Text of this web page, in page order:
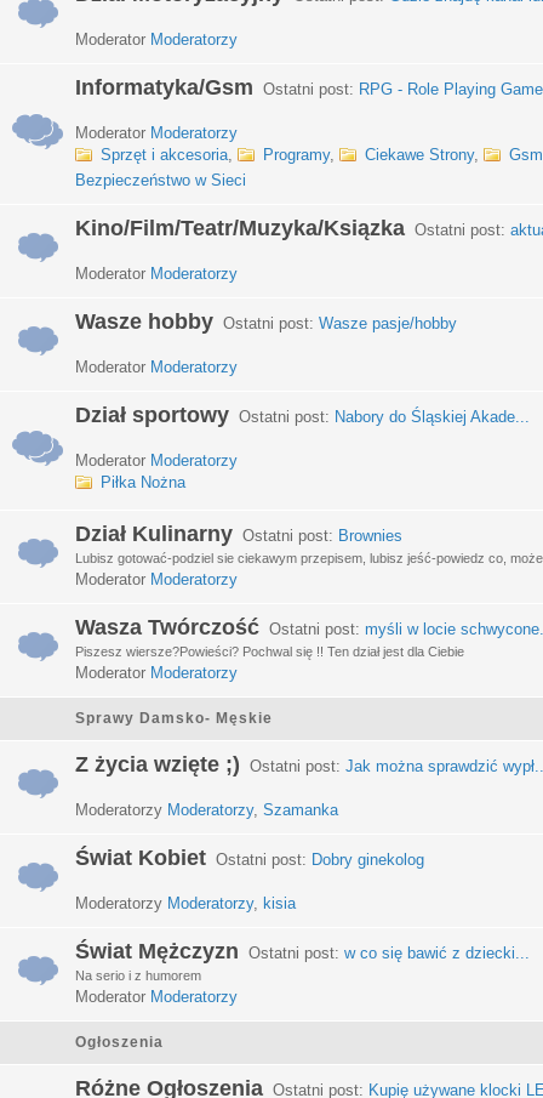
Moderator Moderatorzy
Informatyka/Gsm Ostatni post: RPG - Role Playing
Moderator Moderatorzy
Sprzęt i akcesoria, Programy, Ciekawe Strony,
Gsm
Bezpieczeństwo w Sieci
Kino/Film/Teatr/Muzyka/Ksiązka Ostatni post:
Moderator Moderatorzy
Wasze hobby Ostatni post: Wasze pasje/hobby
Moderator Moderatorzy
Dział sportowy Ostatni post: Nabory do Śląskiej Akade...
Moderator Moderatorzy
Piłka Nożna
Dział Kulinarny Ostatni post: Brownies
Lubisz gotować-podziel sie ciekawym przepisem, lubisz jeść-powiedz co,
Moderator Moderatorzy
Wasza Twórczość Ostatni post: myśli w locie
Piszesz wiersze?Powieści? Pochwal się !! Ten dział jest dla Ciebie
Moderator Moderatorzy
Sprawy Damsko- Męskie
Z życia wzięte ;) Ostatni post: Jak można sprawdzić
Moderatorzy Moderatorzy, Szamanka
Świat Kobiet Ostatni post: Dobry ginekolog
Moderatorzy Moderatorzy, kisia
Świat Mężczyzn Ostatni post: w co się bawić z dziecki...
Na serio i z humorem
Moderator Moderatorzy
Ogłoszenia
Różne Ogłoszenia Ostatni post: Kupię używane klocki